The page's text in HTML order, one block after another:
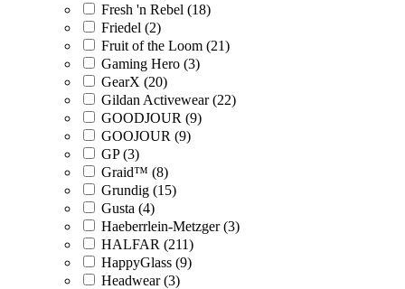
Fresh 'n Rebel (18)
Friedel (2)
Fruit of the Loom (21)
Gaming Hero (3)
GearX (20)
Gildan Activewear (22)
GOODJOUR (9)
GOOJOUR (9)
GP (3)
Graid™ (8)
Grundig (15)
Gusta (4)
Haeberrlein-Metzger (3)
HALFAR (211)
HappyGlass (9)
Headwear (3)